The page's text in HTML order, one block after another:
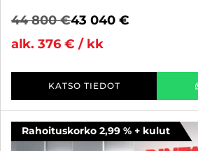
44 800 €43 040 €
alk. 376 € / kk
KATSO TIEDOT
Rahoituskorko 2,99 % + kulut